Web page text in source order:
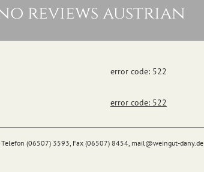
reviews austrian
error code: 522
error code: 522
Telefon (06507) 3593, Fax (06507) 8454, mail@weingut-dany.de